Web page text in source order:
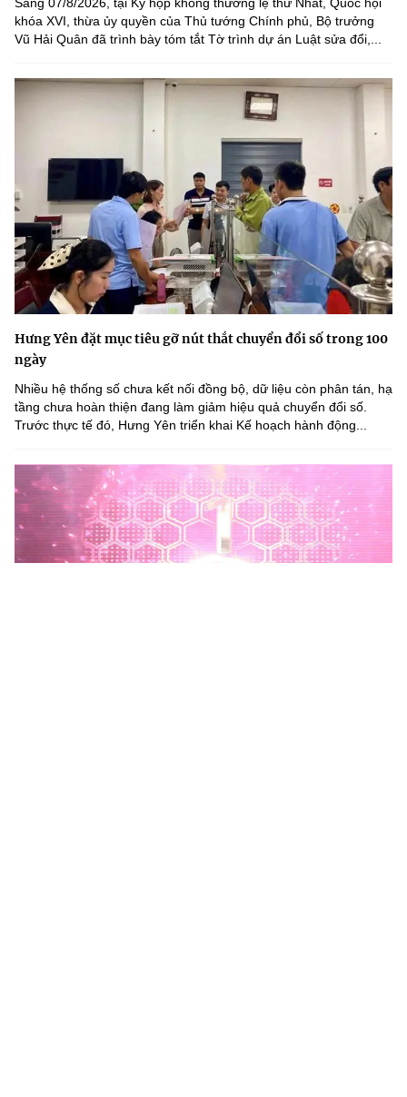
khóa XVI, thừa ủy quyền của Thủ tướng Chính phủ, Bộ trưởng
Vũ Hải Quân đã trình bày tóm tắt Tờ trình dự án Luật sửa đổi,...
Hưng Yên đặt mục tiêu gỡ nút thắt chuyển đổi số trong 100
ngày
Nhiều hệ thống số chưa kết nối đồng bộ, dữ liệu còn phân tán, hạ
tầng chưa hoàn thiện đang làm giảm hiệu quả chuyển đổi số.
Trước thực tế đó, Hưng Yên triển khai Kế hoạch hành động...